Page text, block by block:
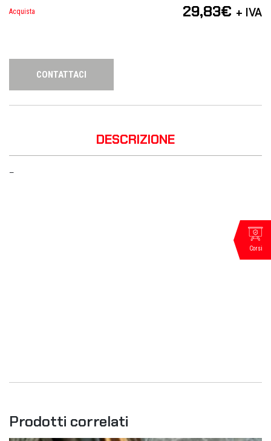
Acquista
29,83€ + IVA
CONTATTACI
DESCRIZIONE
—
Prodotti correlati
Corsi